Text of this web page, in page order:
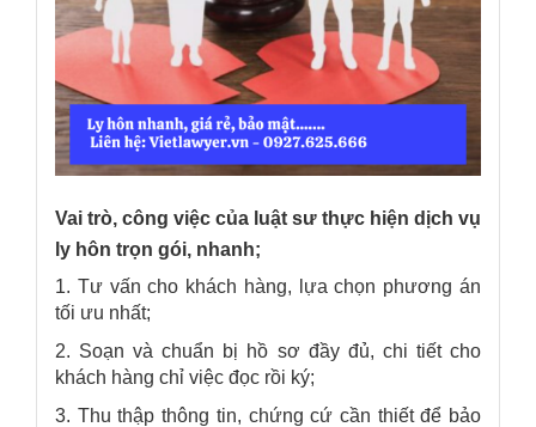
Vai trò, công việc của luật sư thực hiện dịch vụ
ly hôn trọn gói, nhanh;
1. Tư vấn cho khách hàng, lựa chọn phương án
tối ưu nhất;
2. Soạn và chuẩn bị hồ sơ đầy đủ, chi tiết cho
khách hàng chỉ việc đọc rồi ký;
3. Thu thập thông tin, chứng cứ cần thiết để bảo